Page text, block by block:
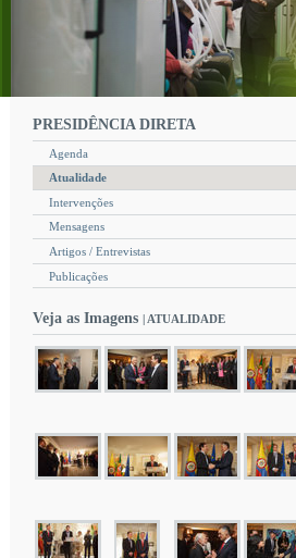
PRESIDÊNCIA DIRETA
Agenda
Atualidade
Intervenções
Mensagens
Artigos / Entrevistas
Publicações
Veja as Imagens | ATUALIDADE